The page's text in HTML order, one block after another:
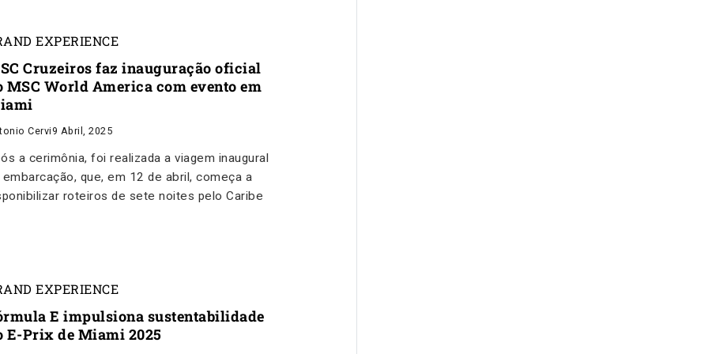
EXPERIENCE
Cruzeiros faz inauguração oficial
MSC World America com evento em
Cervi 9 Abril, 2025
a cerimônia, foi realizada a viagem inaugural
embarcação, que, em 12 de abril, começa a
roteiros de sete noites pelo Caribe
EXPERIENCE
E impulsiona sustentabilidade
E-Prix de Miami 2025